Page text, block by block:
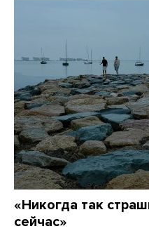
«Никогда так
сейчас»